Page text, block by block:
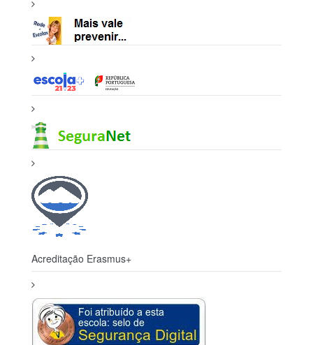
Acreditação Erasmus+
Selo Segurança Digital